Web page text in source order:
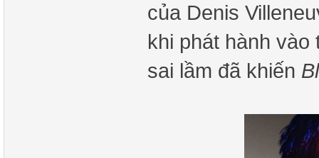
của Denis
khi phát hành
sai lầm đã khiến